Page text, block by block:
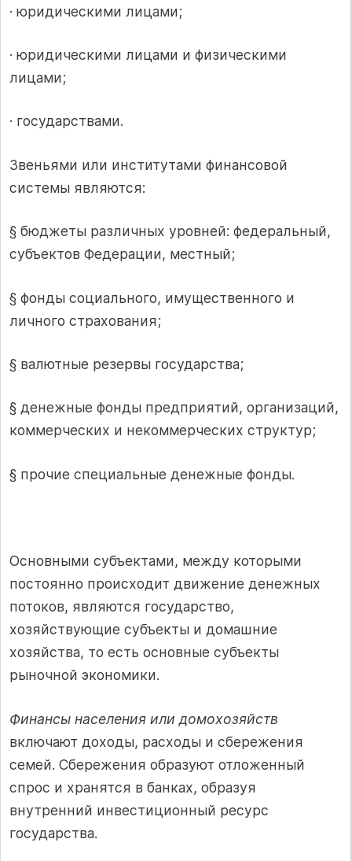
· юридическими лицами;
· юридическими лицами и физическими
лицами;
· государствами.
Звеньями или институтами финансовой
системы являются:
§ бюджеты различных уровней: федеральный,
субъектов Федерации, местный;
§ фонды социального, имущественного и
личного страхования;
§ валютные резервы государства;
§ денежные фонды предприятий, организаций,
коммерческих и некоммерческих структур;
§ прочие специальные денежные фонды.
Основными субъектами, между которыми
постоянно происходит движение денежных
потоков, являются государство,
хозяйствующие субъекты и домашние
хозяйства, то есть основные субъекты
рыночной экономики.
Финансы населения или домохозяйств
включают доходы, расходы и сбережения
семей. Сбережения образуют отложенный
спрос и хранятся в банках, образуя
внутренний инвестиционный ресурс
государства.